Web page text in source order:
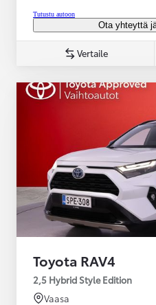
Tutustu autoon
Ota yhteyttä
Vertaile
Toyota RAV4
2,5 Hybrid Style Edition
Vaasa